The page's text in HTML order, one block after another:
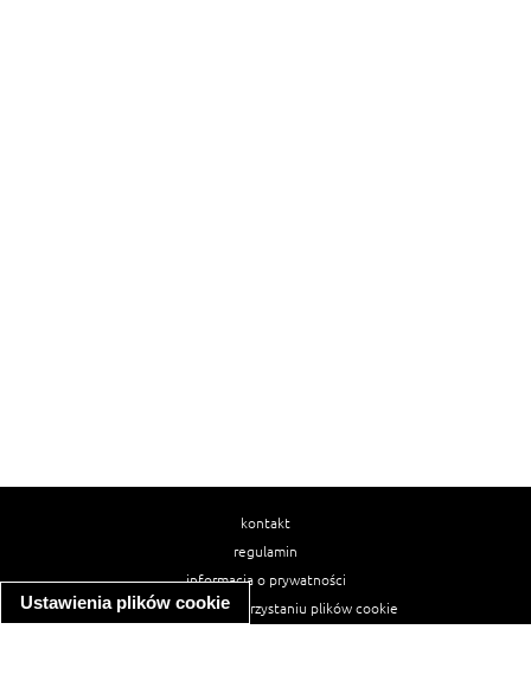
Ustawienia plików cookie
kontakt
regulamin
informacja o prywatności
informacja o wykorzystaniu plików cookie